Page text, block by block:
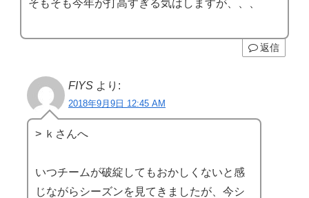
そもそも今年が打高すぎる気はしますが、、、
返信
FIYS より:
2018年9月9日 12:45 AM
> ｋさんへ
いつチームが破綻してもおかしくないと感
じながらシーズンを見てきましたが、今シ